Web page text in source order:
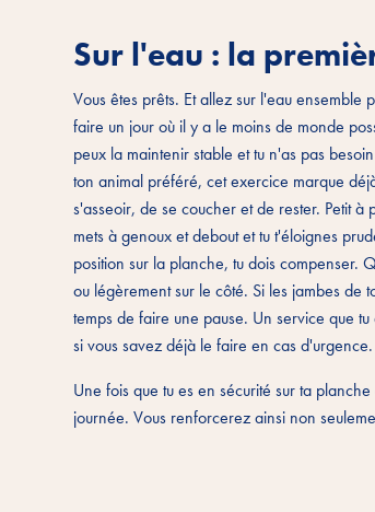
Sur l'eau : la
Vous êtes prêts. Et allez sur l'eau
faire un jour où il y a le moins de monde
peux la maintenir stable et tu n'as pas
ton animal préféré, cet exercice marque
s'asseoir, de se coucher et de rester. Petit
mets à genoux et debout et tu t'éloignes
position sur la planche, tu dois compenser.
ou légèrement sur le côté. Si les jambes de
temps de faire une pause. Un service que
si vous savez déjà le faire en cas d'urgence.
Une fois que tu es en sécurité sur ta
journée. Vous renforcerez ainsi non